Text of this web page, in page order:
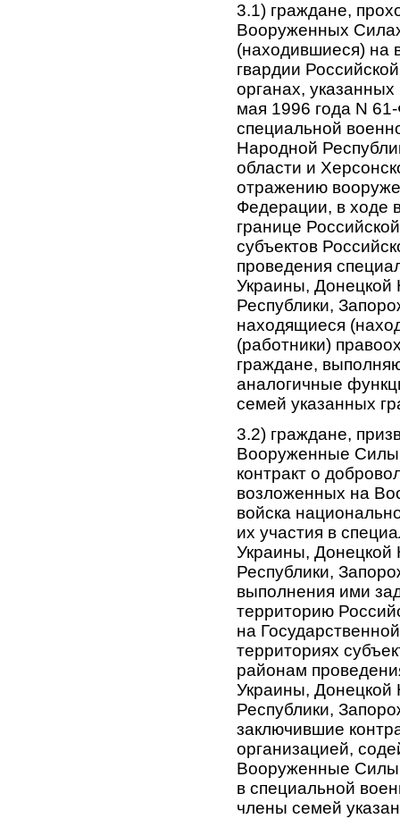
3.1) граждане,
Вооруженных
(находившиеся) на
гвардии
органах,
мая 1996 года N
специальной
Народной
области и
отражению
Федерации, в ходе
границе
субъектов
проведения
Украины, Донецкой
Республики,
находящиеся
(работники)
граждане,
аналогичные
семей указанных
3.2) граждане,
Вооруженные Силы
контракт о
возложенных на
войска
их участия в
Украины, Донецкой
Республики,
выполнения ими
территорию
на
территориях
районам
Украины, Донецкой
Республики,
заключившие
организацией,
Вооруженные Силы
в специальной
члены семей